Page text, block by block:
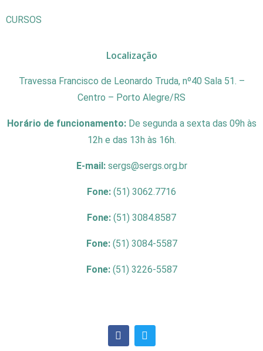
CURSOS
Localização
Travessa Francisco de Leonardo Truda, nº40 Sala 51. –
Centro – Porto Alegre/RS
Horário de funcionamento: De segunda a sexta das 09h às
12h e das 13h às 16h.
E-mail: sergs@sergs.org.br
Fone: (51) 3062.7716
Fone: (51) 3084.8587
Fone: (51) 3084-5587
Fone: (51) 3226-5587